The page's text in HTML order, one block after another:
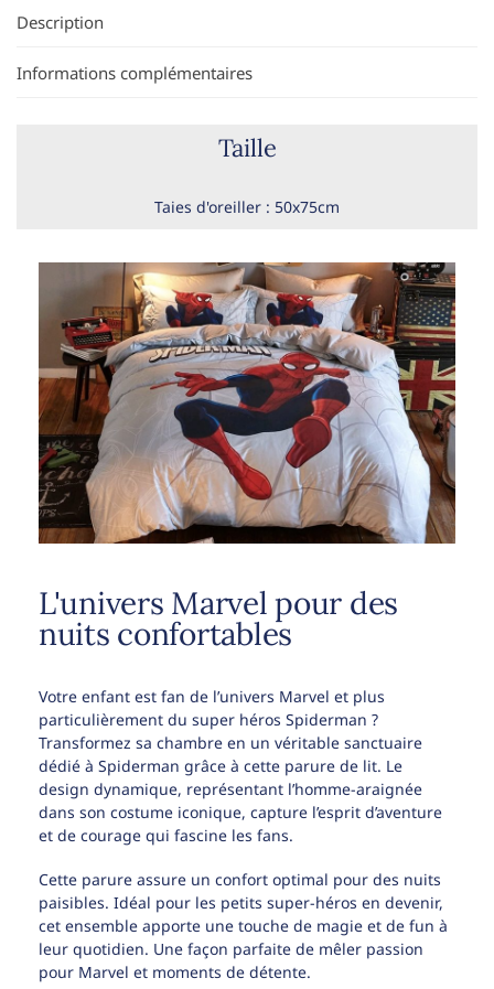
Description
Informations complémentaires
Taille
Taies d'oreiller : 50x75cm
L'univers Marvel pour des
nuits confortables
Votre enfant est fan de l’univers Marvel et plus
particulièrement du super héros Spiderman ?
Transformez sa chambre en un véritable sanctuaire
dédié à Spiderman grâce à cette parure de lit. Le
design dynamique, représentant l’homme-araignée
dans son costume iconique, capture l’esprit d’aventure
et de courage qui fascine les fans.
Cette parure assure un confort optimal pour des nuits
paisibles. Idéal pour les petits super-héros en devenir,
cet ensemble apporte une touche de magie et de fun à
leur quotidien. Une façon parfaite de mêler passion
pour Marvel et moments de détente.